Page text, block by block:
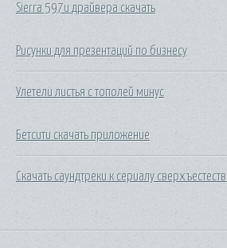
Sierra 597u драйвера скачать
Рисунки для презентаций по бизнесу
Улетели листья с тополей минус
Бетсити скачать приложение
Скачать саундтреки к сериалу